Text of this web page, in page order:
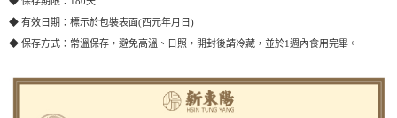
◆ 有效日期：標示於包裝表面(西元年月日)
◆ 保存方式：常溫保存，避免高溫、日照，開封後請冷藏，並於1週內食用完畢。